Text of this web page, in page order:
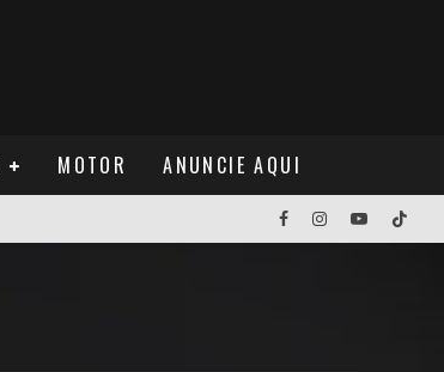
MOTOR ANUNCIE AQUI